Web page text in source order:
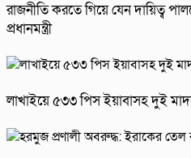
রাজনীতি করতে গিয়ে যেন দায়িত্ব
প্রধানমন্ত্রী
লাখাইয়ে ৫৩৩ পিস ইয়াবাসহ দুই মাদক